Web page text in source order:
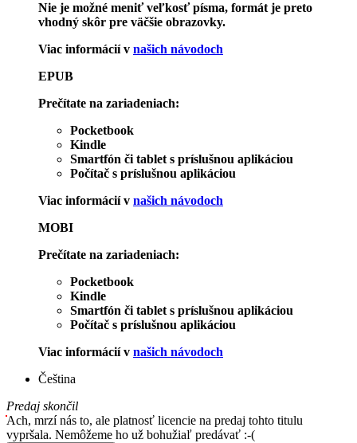
Nie je možné meniť veľkosť písma, formát je preto
vhodný skôr pre väčšie obrazovky.
Viac informácií v našich návodoch
EPUB
Prečítate na zariadeniach:
Pocketbook
Kindle
Smartfón či tablet s príslušnou aplikáciou
Počítač s príslušnou aplikáciou
Viac informácií v našich návodoch
MOBI
Prečítate na zariadeniach:
Pocketbook
Kindle
Smartfón či tablet s príslušnou aplikáciou
Počítač s príslušnou aplikáciou
Viac informácií v našich návodoch
Čeština
Predaj skončil
Ach, mrzí nás to, ale platnosť licencie na predaj tohto titulu
vypršala. Nemôžeme ho už bohužiaľ predávať :-(